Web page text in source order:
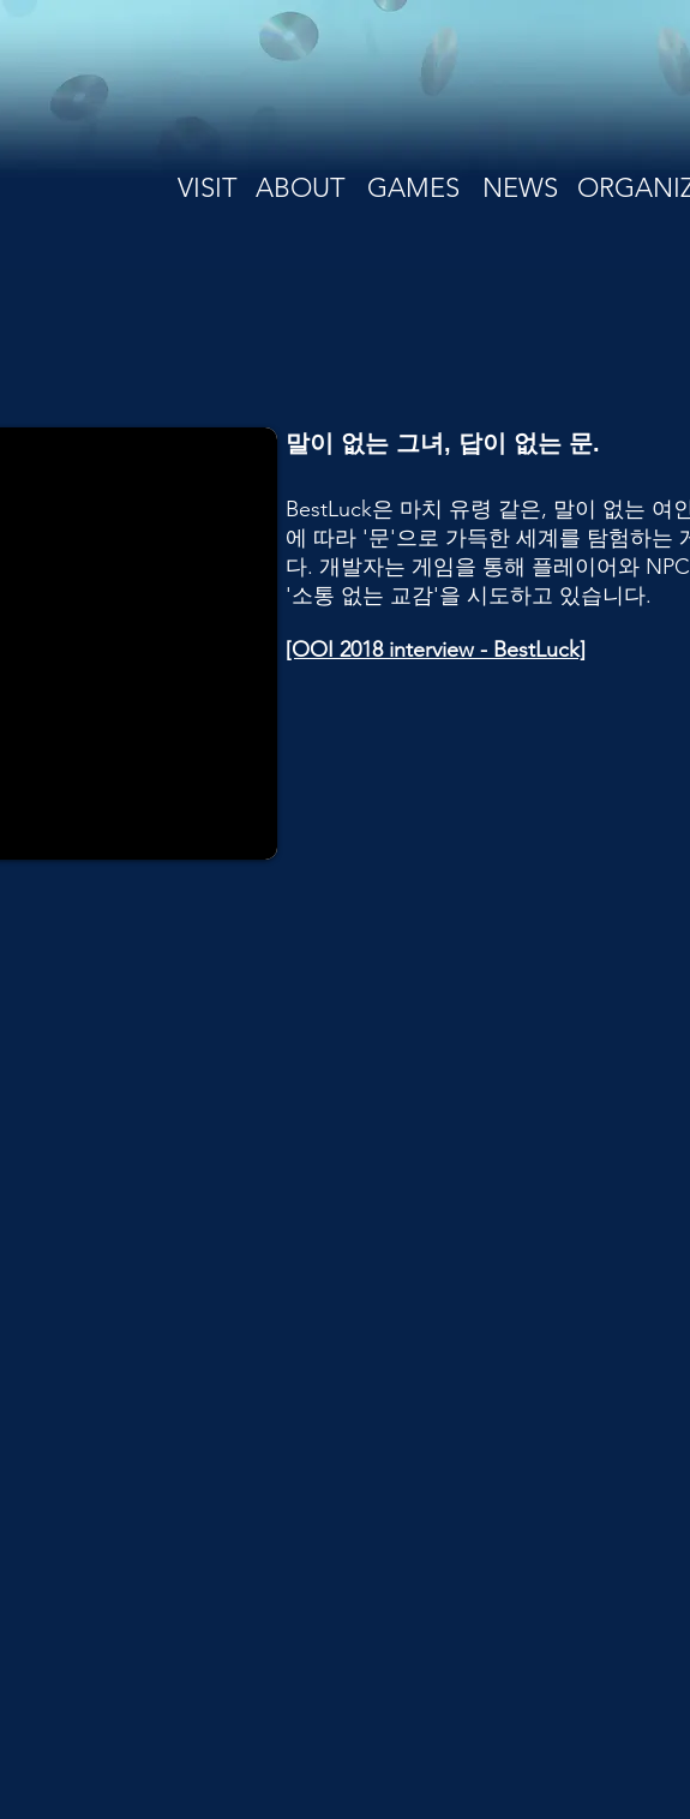
VISIT ABOUT GAMES NEWS
말이 없는 그녀, 답이 없는 문.
BestLuck은 마치 유령 같은, 말이 없는 여
에 따라 '문'으로 가득한 세계를 탐험하는
다. 개발자는 게임을 통해 플레이어와
'소통 없는 교감'을 시도하고 있습니다.
[OOI 2018 interview - BestLuck]